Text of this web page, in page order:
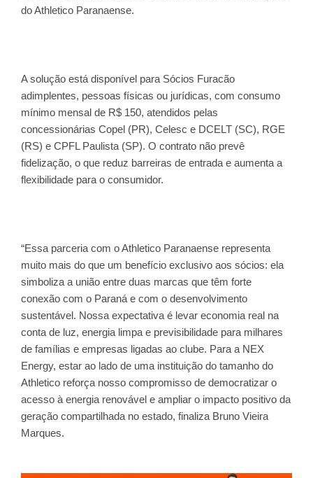
do Athletico Paranaense.
A solução está disponível para Sócios Furacão
adimplentes, pessoas físicas ou jurídicas, com consumo
mínimo mensal de R$ 150, atendidos pelas
concessionárias Copel (PR), Celesc e DCELT (SC), RGE
(RS) e CPFL Paulista (SP). O contrato não prevê
fidelização, o que reduz barreiras de entrada e aumenta a
flexibilidade para o consumidor.
“Essa parceria com o Athletico Paranaense representa
muito mais do que um benefício exclusivo aos sócios: ela
simboliza a união entre duas marcas que têm forte
conexão com o Paraná e com o desenvolvimento
sustentável. Nossa expectativa é levar economia real na
conta de luz, energia limpa e previsibilidade para milhares
de famílias e empresas ligadas ao clube. Para a NEX
Energy, estar ao lado de uma instituição do tamanho do
Athletico reforça nosso compromisso de democratizar o
acesso à energia renovável e ampliar o impacto positivo da
geração compartilhada no estado, finaliza Bruno Vieira
Marques.